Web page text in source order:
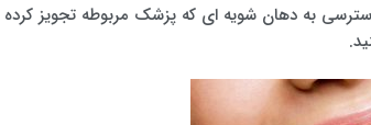
به دهان شویه ای که پزشک مربوطه تجویز